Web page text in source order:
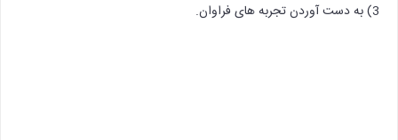
3) به دست آوردن تجربه های فراوان.